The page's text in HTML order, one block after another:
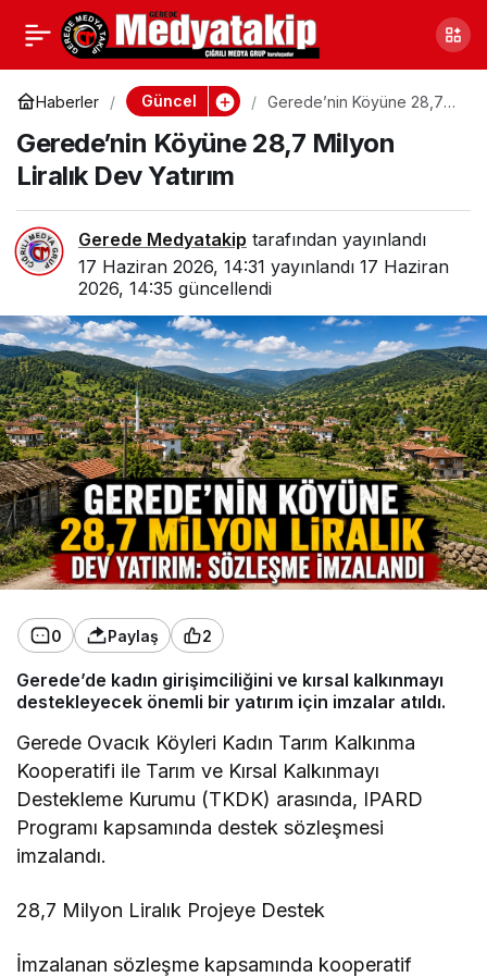
Haberler Güncel
Gerede’nin Köyüne 28,7
Gerede’nin Köyüne 28,7 Milyon
Liralık Dev Yatırım
Gerede Medyatakip tarafından yayınlandı
17 Haziran 2026, 14:31 yayınlandı 17 Haziran
2026, 14:35 güncellendi
0 Paylaş 2
Gerede’de kadın girişimciliğini ve kırsal kalkınmayı
destekleyecek önemli bir yatırım için imzalar atıldı.
Gerede Ovacık Köyleri Kadın Tarım Kalkınma
Kooperatifi ile Tarım ve Kırsal Kalkınmayı
Destekleme Kurumu (TKDK) arasında, IPARD
Programı kapsamında destek sözleşmesi
imzalandı.
28,7 Milyon Liralık Projeye Destek
İmzalanan sözleşme kapsamında kooperatif
Mengen’deki Göçükte
Kritik Detay Ortaya Çıktı
Paylaş